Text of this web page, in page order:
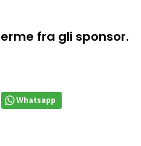
fra gli sponsor.
Whatsapp